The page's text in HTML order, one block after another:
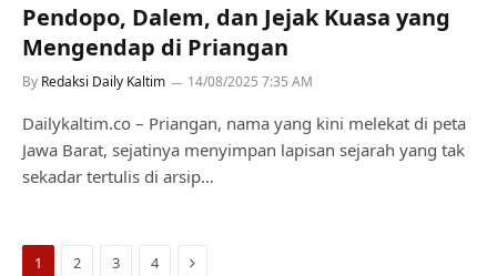
Pendopo, Dalem, dan Jejak Kuasa yang
Mengendap di Priangan
By Redaksi Daily Kaltim 14/08/2025 7:35 AM
Dailykaltim.co – Priangan, nama yang kini melekat di peta
Jawa Barat, sejatinya menyimpan lapisan sejarah yang tak
sekadar tertulis di arsip…
1 2 3 4 Next